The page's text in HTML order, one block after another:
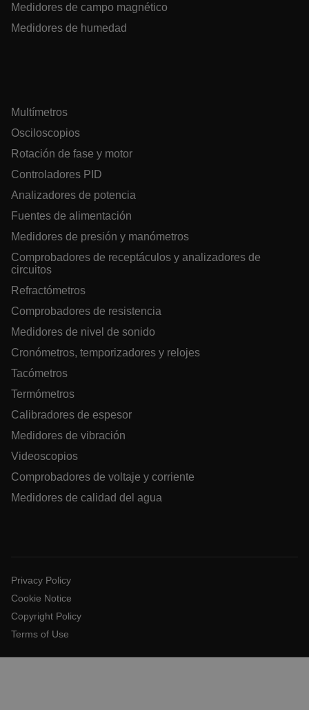
Medidores de campo magnético
Medidores de humedad
Multímetros
Osciloscopios
Rotación de fase y motor
Controladores PID
Analizadores de potencia
Fuentes de alimentación
Medidores de presión y manómetros
Comprobadores de receptáculos y analizadores de
circuitos
Refractómetros
Comprobadores de resistencia
Medidores de nivel de sonido
Cronómetros, temporizadores y relojes
Tacómetros
Termómetros
Calibradores de espesor
Medidores de vibración
Videoscopios
Comprobadores de voltaje y corriente
Medidores de calidad del agua
Privacy Policy
Cookie Notice
Copyright Policy
Terms of Use
tdfdomain
.AspNetCore.OpenIdConnect.Nonce.[-
EPiServer_Commerce_AnonymousId
ARRAffinitySameSite
UserGlobalization